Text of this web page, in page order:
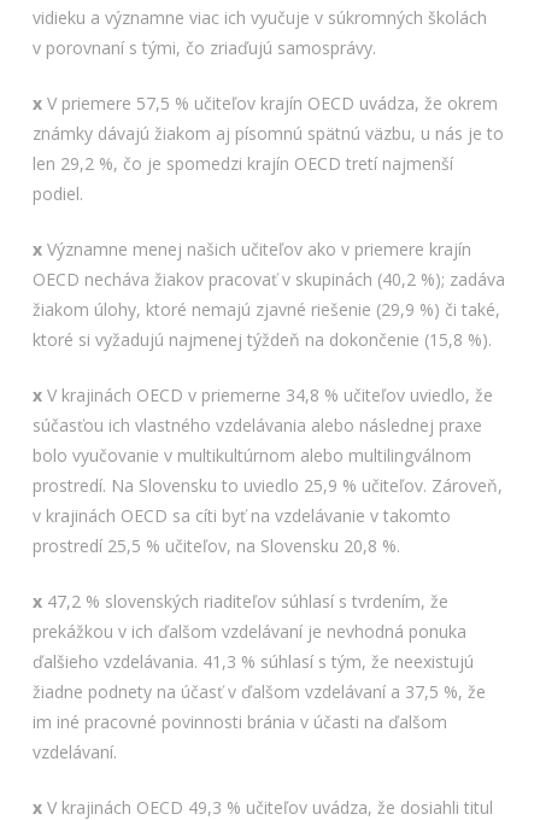
vidieku a významne viac ich vyučuje v súkromných školách
v porovnaní s tými, čo zriaďujú samosprávy.
xV priemere 57,5 % učiteľov krajín OECD uvádza, že okrem
známky dávajú žiakom aj písomnú spätnú väzbu, u nás je to
len 29,2 %, čo je spomedzi krajín OECD tretí najmenší
podiel.
xVýznamne menej našich učiteľov ako v priemere krajín
OECD necháva žiakov pracovať v skupinách (40,2 %); zadáva
žiakom úlohy, ktoré nemajú zjavné riešenie (29,9 %) či také,
ktoré si vyžadujú najmenej týždeň na dokončenie (15,8 %).
xV krajinách OECD v priemerne 34,8 % učiteľov uviedlo, že
súčasťou ich vlastného vzdelávania alebo následnej praxe
bolo vyučovanie v multikultúrnom alebo multilingválnom
prostredí. Na Slovensku to uviedlo 25,9 % učiteľov. Zároveň,
v krajinách OECD sa cíti byť na vzdelávanie v takomto
prostredí 25,5 % učiteľov, na Slovensku 20,8 %.
x47,2 % slovenských riaditeľov súhlasí s tvrdením, že
prekážkou v ich ďalšom vzdelávaní je nevhodná ponuka
ďalšieho vzdelávania. 41,3 % súhlasí s tým, že neexistujú
žiadne podnety na účasť v ďalšom vzdelávaní a 37,5 %, že
im iné pracovné povinnosti bránia v účasti na ďalšom
vzdelávaní.
xV krajinách OECD 49,3 % učiteľov uvádza, že dosiahli titul